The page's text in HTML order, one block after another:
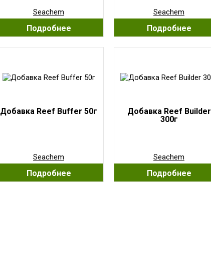
Seachem
Подробнее
Seachem
Подробнее
Добавка Reef Buffer 50г
Seachem
Подробнее
Добавка Reef Builder
300г
Seachem
Подробнее